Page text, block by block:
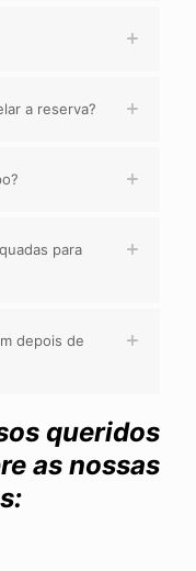
a reserva?
para
depois de
queridos
as nossas